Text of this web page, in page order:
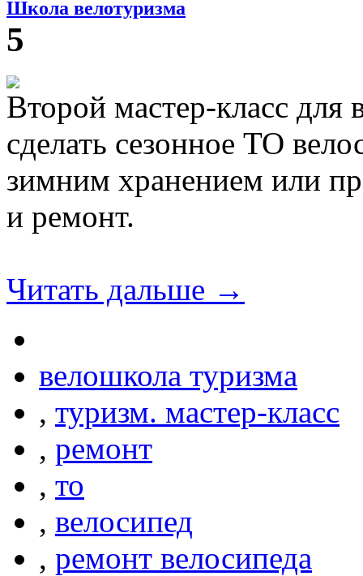
Школа велотуризма
5
Второй мастер-класс для
сделать сезонное ТО
зимним хранением или
и ремонт.
Читать дальше →
велошкола туризма
, туризм. мастер-класс
, ремонт
, то
, велосипед
, ремонт велосипеда